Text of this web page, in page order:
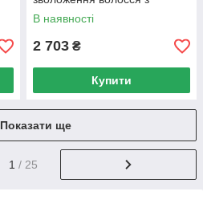
колагеном і еластином №3
В наявності
2 703 ₴
Купити
Показати ще
1 / 25